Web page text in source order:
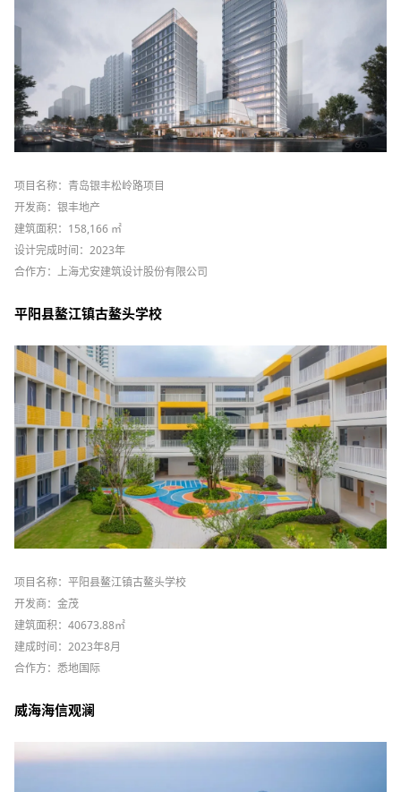
项目名称：青岛银丰松岭路项目
开发商：银丰地产
建筑面积：158,166 ㎡
设计完成时间：2023年
合作方：上海尤安建筑设计股份有限公司
平阳县鳌江镇古鳌头学校
项目名称：平阳县鳌江镇古鳌头学校
开发商：金茂
建筑面积：40673.88㎡
建成时间：2023年8月
合作方：悉地国际
威海海信观澜